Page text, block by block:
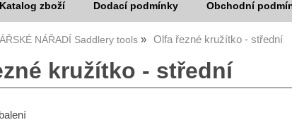
Katalog zboží Dodací podmínky Obchodní
NÁŘADÍ Saddlery tools Olfa řezné kružítko - střední
kružítko - střední